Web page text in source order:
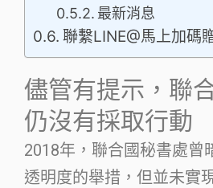
最新消息
聯繫LINE@馬上加碼
儘管有提示，聯
仍沒有採取行動
2018年，聯合國秘書處曾
透明度的舉措，但並未實